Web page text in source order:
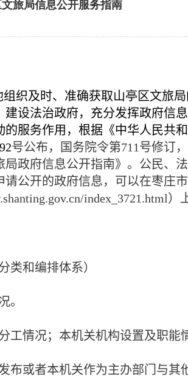
旅局信息公开服务指南
织及时、准确获取山亭区文旅
设法治政府，充分发挥政府信
服务作用，根据《中华人民共
号公布，国务院令第711号修订
局政府信息公开指南》。公民、
公开的政府信息，可以在枣庄
index_3721.html）
类和编排体系）
。
工情况；本机关机构设置及职能
布或者本机关作为主办部门与其